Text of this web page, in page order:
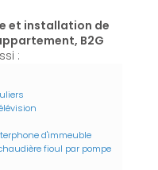
et installation de
B2G
:
d'immeuble
fioul par pompe